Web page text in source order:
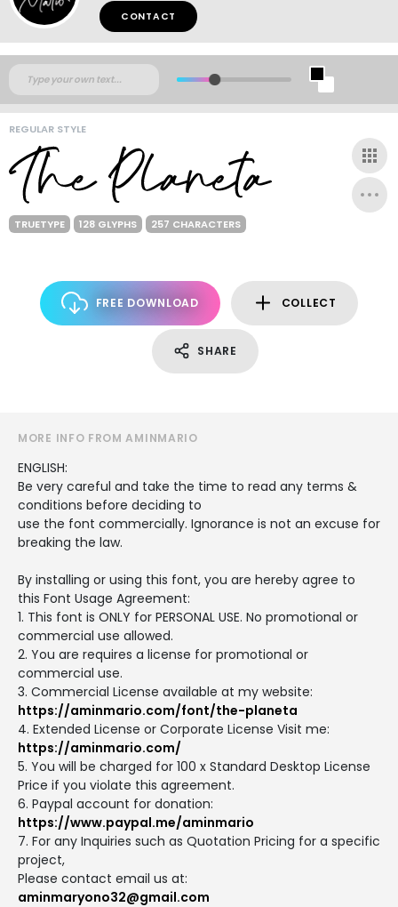
CONTACT
REGULAR STYLE
TRUETYPE 128 GLYPHS 257 CHARACTERS
FREE DOWNLOAD COLLECT
SHARE
MORE INFO FROM AMINMARIO
ENGLISH:
Be very careful and take the time to read any terms &
conditions before deciding to
use the font commercially. Ignorance is not an excuse for
breaking the law.
By installing or using this font, you are hereby agree to
this Font Usage Agreement:
1. This font is ONLY for PERSONAL USE. No promotional or
commercial use allowed.
2. You are requires a license for promotional or
commercial use.
3. Commercial License available at my website:
https://aminmario.com/font/the-planeta
4. Extended License or Corporate License Visit me:
https://aminmario.com/
5. You will be charged for 100 x Standard Desktop License
Price if you violate this agreement.
6. Paypal account for donation:
https://www.paypal.me/aminmario
7. For any Inquiries such as Quotation Pricing for a specific
project,
Please contact email us at:
aminmaryono32@gmail.com